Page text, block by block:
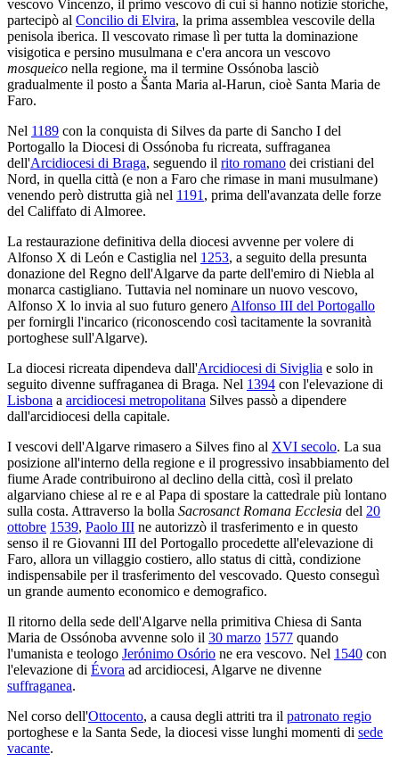
vescovo Vincenzo, il primo vescovo di cui si hanno notizie storiche,
partecipò al Concilio di Elvira, la prima assemblea vescovile della
penisola iberica. Il vescovato rimase lì per tutta la dominazione
visigotica e persino musulmana e c'era ancora un vescovo
mosqueico nella regione, ma il termine Ossónoba lasciò
gradualmente il posto a Šanta Maria al-Harun, cioè Santa Maria de
Faro.
Nel 1189 con la conquista di Silves da parte di Sancho I del
Portogallo la Diocesi di Ossónoba fu ricreata, suffraganea
dell'Arcidiocesi di Braga, seguendo il rito romano dei cristiani del
Nord, in quella città (e non a Faro che rimase in mani musulmane)
venendo però distrutta già nel 1191 , prima dell'avanzata delle forze
del Califfato di Almoree.
La restaurazione definitiva della diocesi avvenne per volere di
Alfonso X di León e Castiglia nel 1253, a seguito della presunta
donazione del Regno dell'Algarve da parte dell'emiro di Niebla al
monarca castigliano. Tuttavia nel nominare un nuovo vescovo,
Alfonso X lo invia al suo futuro genero Alfonso III del Portogallo
per fornirgli l'incarico (riconoscendo così tacitamente la sovranità
portoghese sull'Algarve).
La diocesi ricreata dipendeva dall'Arcidiocesi di Siviglia e solo in
seguito divenne suffraganea di Braga. Nel 1394 con l'elevazione di
Lisbona a arcidiocesi metropolitana Silves passò a dipendere
dall'arcidiocesi della capitale.
I vescovi dell'Algarve rimasero a Silves fino al XVI secolo. La sua
posizione all'interno della regione e il progressivo insabbiamento del
fiume Arade contribuirono al declino della città, così il prelato
algarviano chiese al re e al Papa di spostare la cattedrale più lontano
sulla costa. Attraverso la bolla Sacrosanct Romana Ecclesia del 20
ottobre 1539, Paolo III ne autorizzò il trasferimento e in questo
senso il re Giovanni III del Portogallo procedette all'elevazione di
Faro, allora un villaggio costiero, allo status di città, condizione
indispensabile per il trasferimento del vescovado. Questo conseguì
un grande aumento economico e demografico.
Il ritorno della sede dell'Algarve nella primitiva Chiesa di Santa
Maria de Ossónoba avvenne solo il 30 marzo 1577 quando
l'umanista e teologo Jerónimo Osório ne era vescovo. Nel 1540 con
l'elevazione di Évora ad arcidiocesi, Algarve ne divenne
suffraganea.
Nel corso dell'Ottocento, a causa degli attriti tra il patronato regio
portoghese e la Santa Sede, la diocesi visse lunghi momenti di sede
vacante.